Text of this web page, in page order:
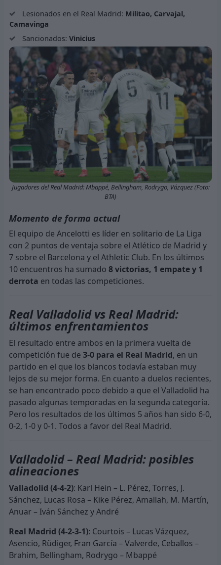
Lesionados en el Real Madrid: Militao, Carvajal,
Camavinga
Sancionados:Vinicius
Jugadores del Real Madrid: Mbappé, Bellingham, Rodrygo, Vázquez (Foto:
BTA)
Momento de forma actual
El equipo de Ancelotti es líder en solitario de La Liga
con 2 puntos de ventaja sobre el Atlético de Madrid y
7 sobre el Barcelona y el Athletic Club. En los últimos
10 encuentros ha sumado 8 victorias, 1 empate y 1
derrota en todas las competiciones.
Real Valladolid vs Real Madrid:
últimos enfrentamientos
El resultado entre ambos en la primera vuelta de
competición fue de 3-0 para el Real Madrid, en un
partido en el que los blancos todavía estaban muy
lejos de su mejor forma. En cuanto a duelos recientes,
se han encontrado poco debido a que el Valladolid ha
pasado algunas temporadas en la segunda categoría.
Pero los resultados de los últimos 5 años han sido 6-0,
0-2, 1-0 y 0-1. Todos a favor del Real Madrid.
Valladolid – Real Madrid: posibles
alineaciones
Valladolid (4-4-2): Karl Hein – L. Pérez, Torres, J.
Sánchez, Lucas Rosa – Kike Pérez, Amallah, M. Martín,
Anuar – Iván Sánchez y André
Real Madrid (4-2-3-1): Courtois – Lucas Vázquez,
Asencio, Rüdiger, Fran García – Valverde, Ceballos –
Brahim, Bellingham, Rodrygo – Mbappé